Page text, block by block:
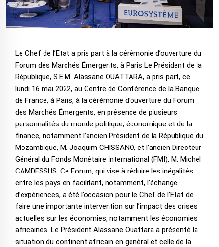
Le Chef de l’Etat a pris part à la cérémonie d’ouverture du
Forum des Marchés Émergents, à Paris Le Président de la
République, S.E.M. Alassane OUATTARA, a pris part, ce
lundi 16 mai 2022, au Centre de Conférence de la Banque
de France, à Paris, à la cérémonie d’ouverture du Forum
des Marchés Émergents, en présence de plusieurs
personnalités du monde politique, économique et de la
finance, notamment l’ancien Président de la République du
Mozambique, M. Joaquim CHISSANO, et l’ancien Directeur
Général du Fonds Monétaire International (FMI), M. Michel
CAMDESSUS. Ce Forum, qui vise à réduire les inégalités
entre les pays en facilitant, notamment, l’échange
d’expériences, a été l’occasion pour le Chef de l’Etat de
faire une importante intervention sur l’impact des crises
actuelles sur les économies, notamment les économies
africaines. Le Président Alassane Ouattara a présenté la
situation du continent africain en général et celle de la